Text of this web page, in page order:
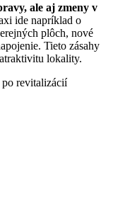
ale aj zmeny v
ide napríklad o
plôch, nové
Tieto zásahy
lokality.